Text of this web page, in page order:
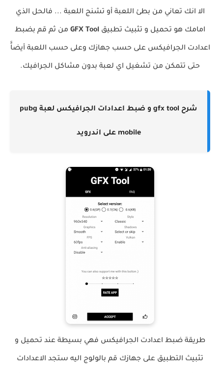
الا انك تعاني من بطئ اللعبة أو تشنج اللعبة ... فالحل الذي
امامك هو تحميل و تثبيث تطبيق GFX Tool من ثم قم بضبط
اعدادت الجرافيكس على حسب جهازك وعلى حسب اللعبة أيضاًَ
حتى تتمكن من تشغيل اي لعبة بدون مشاكل الجرافيك.
شرح gfx tool و ضبط اعدادات الجرافيكس لعبة pubg
mobile على اندرويد
طريقة ضبط اعدادت الجرافيكس فهي بسيطة عند تحميل و
تثبيث التطبيق على جهازك قم بالولوج اليه ستجد الاعدادات